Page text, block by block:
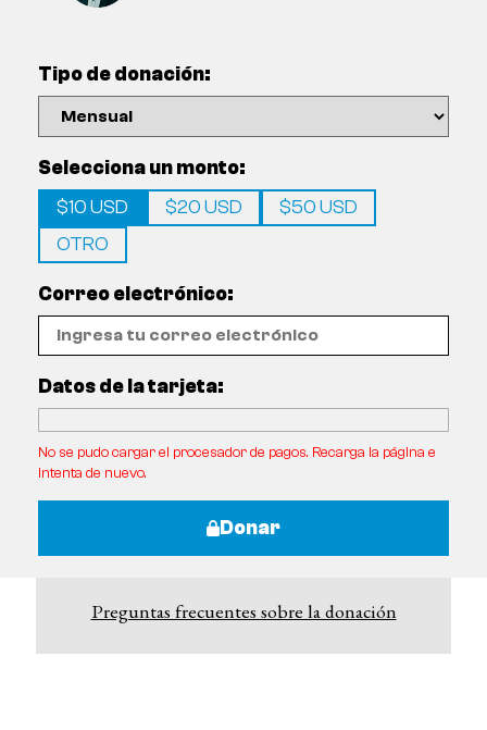
Tipo de donación:
Selecciona un monto:
$10 USD
$20 USD
$50 USD
OTRO
Correo electrónico:
Datos de la tarjeta:
No se pudo cargar el procesador de pagos. Recarga la página e
intenta de nuevo.
Donar
Preguntas frecuentes sobre la donación